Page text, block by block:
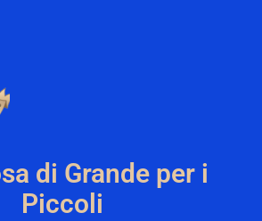
di Grande per i
Piccoli